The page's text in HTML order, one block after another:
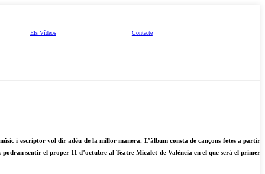
Els Vídeos Contacte
i escriptor vol dir adéu de la millor manera. L’àlbum consta de cançons fetes a partir
podran sentir el proper 11 d’octubre al Teatre Micalet de València en el que serà el primer